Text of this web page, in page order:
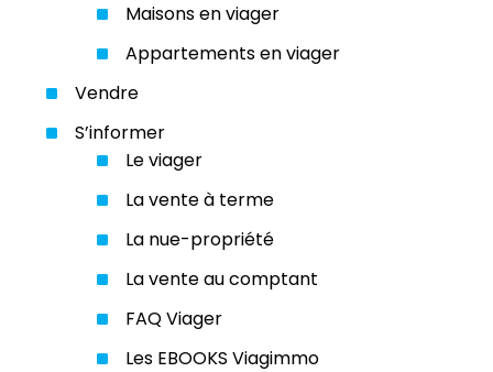
Maisons en viager
Appartements en viager
Vendre
S’informer
Le viager
La vente à terme
La nue-propriété
La vente au comptant
FAQ Viager
Les EBOOKS Viagimmo